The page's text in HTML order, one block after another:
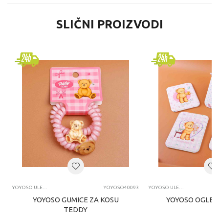
SLIČNI PROIZVODI
YOYOSO40093
YOYOSO GUMICE ZA KOSU
TEDDY
YOYOSO